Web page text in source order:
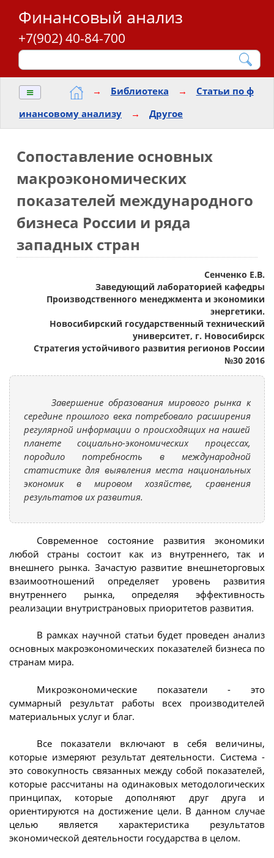
Финансовый анализ
+7(902) 40-84-700
≡ → Библиотека →
Статьи по ф
инансовому анализу
→ Другое
Сопоставление основных
макроэкономических
показателей международного
бизнеса России и ряда
западных стран
Сенченко Е.В.
Заведующий лабораторией кафедры
Производственного менеджмента и экономики
энергетики.
Новосибирский государственный технический
университет, г. Новосибирск
Стратегия устойчивого развития регионов России
№30 2016
Завершение образования мирового рынка к
середине прошлого века потребовало расширения
регулярной информации о происходящих на нашей
планете социально-экономических процессах,
породило потребность в международной
статистике для выявления места национальных
экономик в мировом хозяйстве, сравнения
результатов их развития.
Современное состояние развития экономики
любой страны состоит как из внутреннего, так и
внешнего рынка. Зачастую развитие внешнеторговых
взаимоотношений определяет уровень развития
внутреннего рынка, определяя эффективность
реализации внутристрановых приоритетов развития.
В рамках научной статьи будет проведен анализ
основных макроэкономических показателей бизнеса по
странам мира.
Микроэкономические показатели - это
суммарный результат работы всех производителей
материальных услуг и благ.
Все показатели включают в себя величины,
которые измеряют результат деятельности. Система -
это совокупность связанных между собой показателей,
которые рассчитаны на одинаковых методологических
принципах, которые дополняют друг друга и
ориентируются на достижение цели. В данном случае
целью является характеристика результатов
экономической деятельности государства в целом.